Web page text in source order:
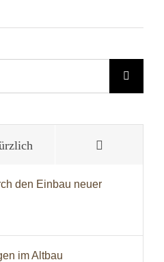
den Einbau neuer
im Altbau